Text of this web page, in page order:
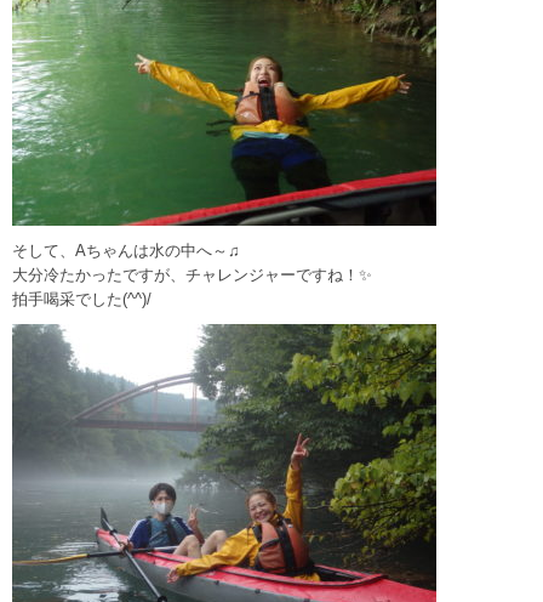
そして、Aちゃんは水の中へ～♫
大分冷たかったですが、チャレンジャーですね！✨
拍手喝采でした(^^)/